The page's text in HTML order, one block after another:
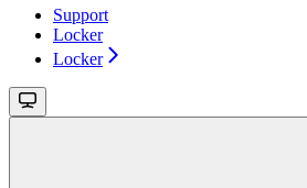
Support
Locker
Locker